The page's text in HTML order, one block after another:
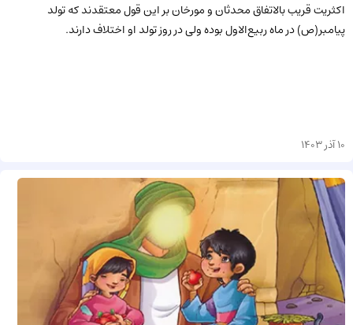
اکثریت قریب بالاتفاق محدثان و مورخان بر این قول معتقدند که تولد
پیامبر(ص) در ماه ربیع‌الاول بوده ولی در روز تولد او اختلاف دارند.
10 آذر 1403